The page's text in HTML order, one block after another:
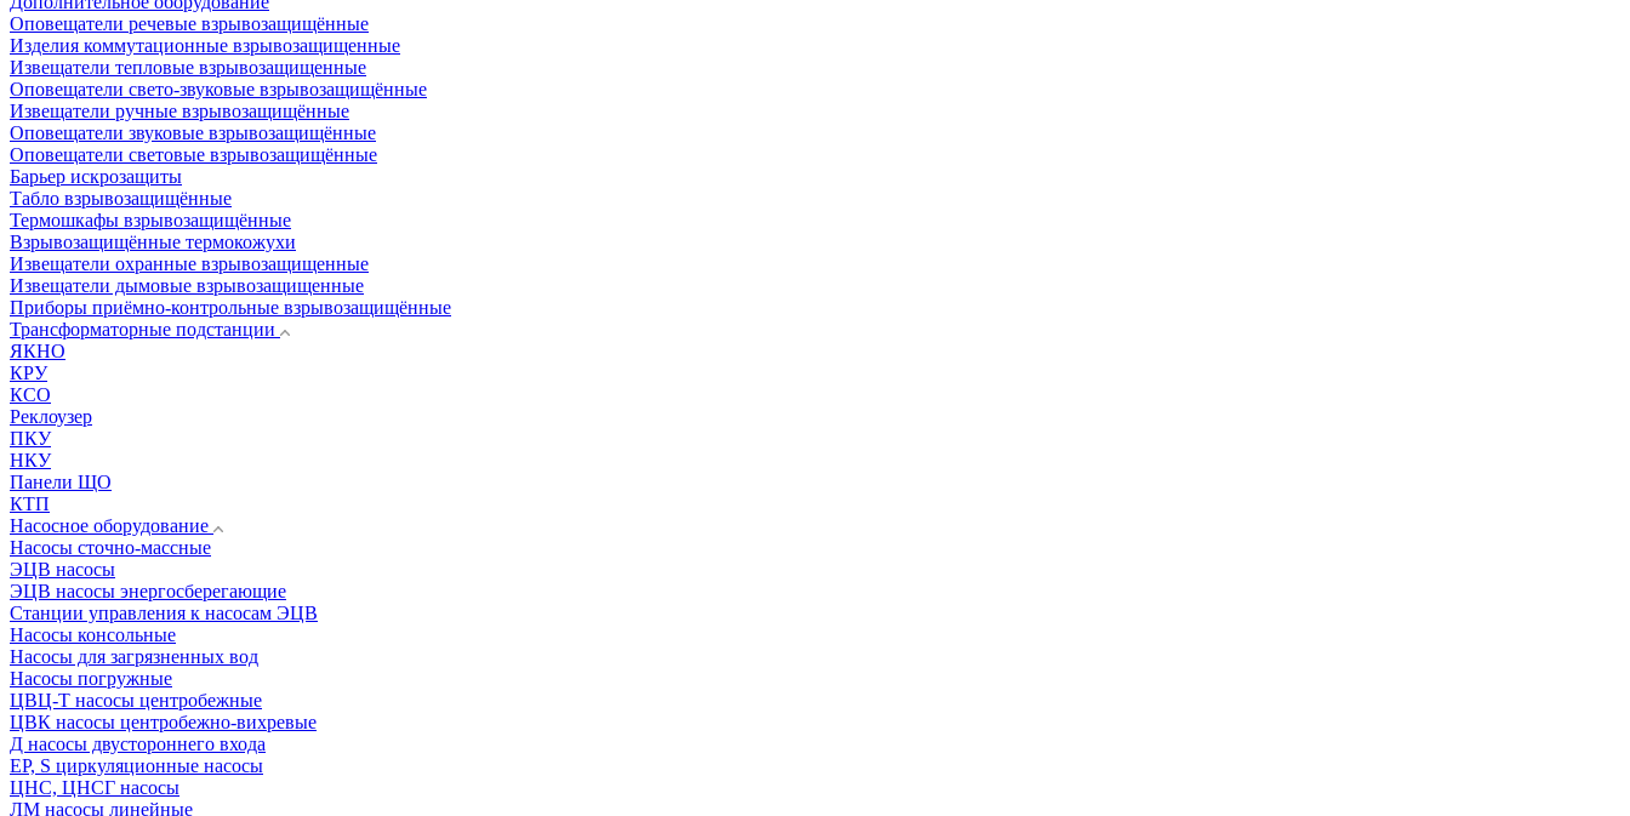
Оповещатели речевые взрывозащищённые
Изделия коммутационные взрывозащищенные
Извещатели тепловые взрывозащищенные
Оповещатели свето-звуковые взрывозащищённые
Извещатели ручные взрывозащищённые
Оповещатели звуковые взрывозащищённые
Оповещатели световые взрывозащищённые
Барьер искрозащиты
Табло взрывозащищённые
Термошкафы взрывозащищённые
Взрывозащищённые термокожухи
Извещатели охранные взрывозащищенные
Извещатели дымовые взрывозащищенные
Приборы приёмно-контрольные взрывозащищённые
Трансформаторные подстанции
ЯКНО
КРУ
КСО
Реклоузер
ПКУ
НКУ
Панели ЩО
КТП
Насосное оборудование
Насосы сточно-массные
ЭЦВ насосы
ЭЦВ насосы энергосберегающие
Станции управления к насосам ЭЦВ
Насосы консольные
Насосы для загрязненных вод
Насосы погружные
ЦВЦ-Т насосы центробежные
ЦВК насосы центробежно-вихревые
Д насосы двустороннего входа
EP, S циркуляционные насосы
ЦНС, ЦНСГ насосы
ЛМ насосы линейные